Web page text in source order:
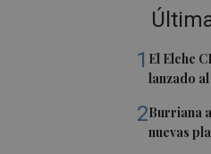
1 El Elche
lanzado
2Burriana
nuevas